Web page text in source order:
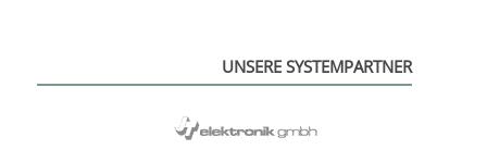
UNSERE SYSTEMPARTNER